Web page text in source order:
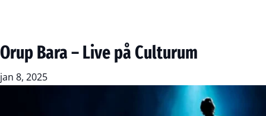
Orup Bara – Live på Culturum
jan 8, 2025